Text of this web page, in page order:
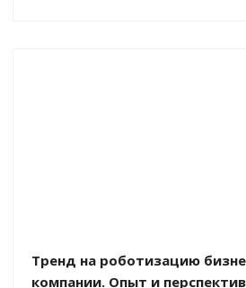
Тренд на роботизацию
компании. Опыт и